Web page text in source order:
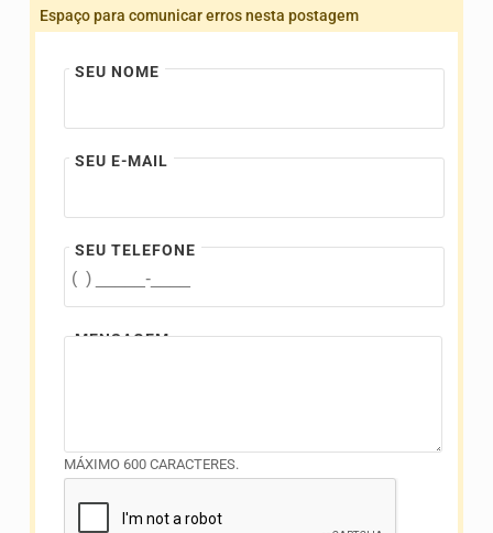
Espaço para comunicar erros nesta postagem
SEU NOME
SEU E-MAIL
SEU TELEFONE
MENSAGEM
MÁXIMO 600 CARACTERES.